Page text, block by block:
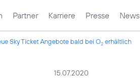
Partner Karriere Presse News
Sky Ticket Angebote bald bei O2 erhältlich
15.07.2020